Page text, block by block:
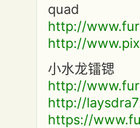
quad
http://
http://
小水龙镭锶
http://
http://
https://